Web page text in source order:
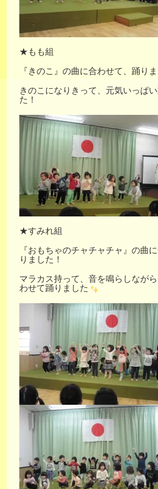
★もも組
『きのこ』の曲に合わせて、踊り
きのこになりきって、元気いっぱ
た！
★すみれ組
『おもちゃのチャチャチャ』の曲
りました！
マラカス持って、音を鳴らしなが
わせて踊りました